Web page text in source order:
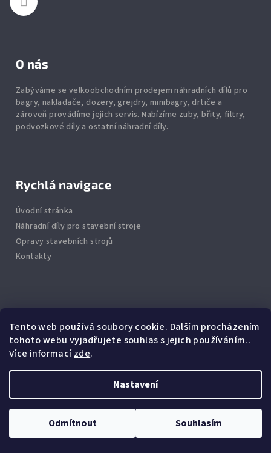
Tento web používá soubory cookie. Dalším procházením
tohoto webu vyjadřujete souhlas s jejich používáním..
Více informacízde.
Nastavení
Odmítnout Souhlasím
O nás
Zabýváme se velkoobchodním prodejem náhradních dílů pro
bagry, nakladače, dozery, grejdry, minibagry, drtiče a
zároveň provádíme jejich servis. Nabízíme zuby,břity,filtry,
podvozkové díly a ostatní náhradní díly.
Rychlá navigace
Úvodní stránka
Náhradní díly pro stavební stroje
Opravy stavebních strojů
Kontakty
Jak nakupovat
Obchodní podmínky
Podmínky ochrany osobních údajů
BagrMarket. Všechna práva vyhrazena.
Vytvořil Shoptet